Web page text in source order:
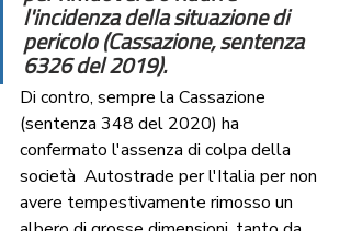
l'incidenza della situazione di
pericolo (Cassazione, sentenza
6326 del 2019).
Di contro, sempre la Cassazione
(sentenza 348 del 2020) ha
confermato l'assenza di colpa della
società  Autostrade per l'Italia per non
avere tempestivamente rimosso un